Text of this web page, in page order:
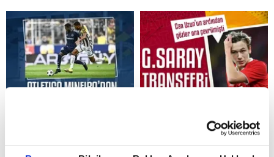
Reddet